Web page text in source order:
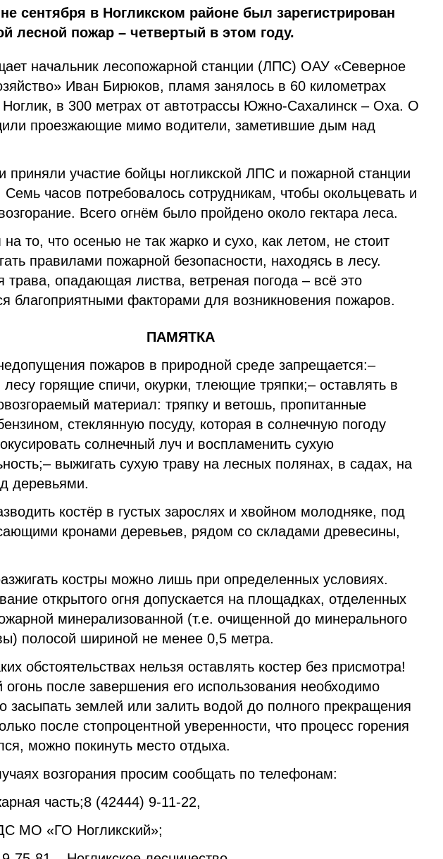
сентября в Ногликском районе был зарегистрирован
лесной пожар – четвертый в этом году.
начальник лесопожарной станции (ЛПС) ОАУ «Северное
Иван Бирюков, пламя занялось в 60 километрах
Ноглик, в 300 метрах от автотрассы Южно-Сахалинск – Оха. О
проезжающие мимо водители, заметившие дым над
приняли участие бойцы ногликской ЛПС и пожарной станции
часов потребовалось сотрудникам, чтобы окольцевать и
Всего огнём было пройдено около гектара леса.
то, что осенью не так жарко и сухо, как летом, не стоит
правилами пожарной безопасности, находясь в лесу.
трава, опадающая листва, ветреная погода – всё это
благоприятными факторами для возникновения пожаров.
ПАМЯТКА
пожаров в природной среде запрещается:–
лесу горящие спичи, окурки, тлеющие тряпки;– оставлять в
материал: тряпку и ветошь, пропитанные
стеклянную посуду, которая в солнечную погоду
солнечный луч и воспламенить сухую
выжигать сухую траву на лесных полянах, в садах, на
деревьями.
костёр в густых зарослях и хвойном молодняке, под
кронами деревьев, рядом со складами древесины,
костры можно лишь при определенных условиях.
открытого огня допускается на площадках, отделенных
минерализованной (т.е. очищенной до минерального
полосой шириной не менее 0,5 метра.
обстоятельствах нельзя оставлять костер без присмотра!
после завершения его использования необходимо
засыпать землей или залить водой до полного прекращения
после стопроцентной уверенности, что процесс горения
можно покинуть место отдыха.
возгорания просим сообщать по телефонам:
часть;8 (42444) 9-11-22,
МО «ГО Ногликский»;